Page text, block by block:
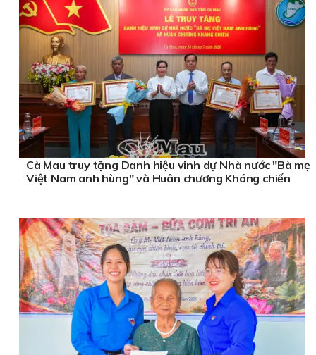
Cà Mau truy tặng Danh hiệu vinh dự Nhà nước "Bà mẹ
Việt Nam anh hùng" và Huân chương Kháng chiến